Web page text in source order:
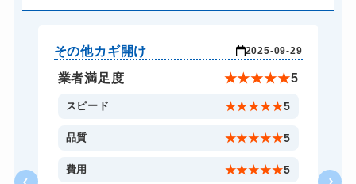
金庫カギ修理 8,800円～(税込)
金庫カギ交換 8,800円～(税込)
ロッカーカギ開け 8,800円～(税込)
その他カギ開け 2025-09-29
業者満足度 ★★★★★5
スピード ★★★★★5
品質 ★★★★★5
費用 ★★★★★5